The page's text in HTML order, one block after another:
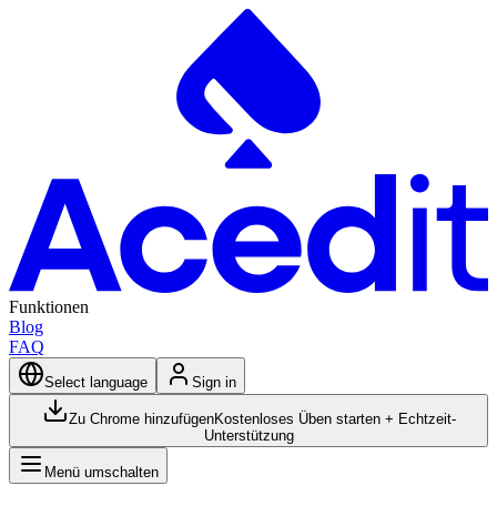
Funktionen
Blog
FAQ
Select language Sign in
Zu Chrome hinzufügenKostenloses Üben starten + Echtzeit-
Unterstützung
Menü umschalten